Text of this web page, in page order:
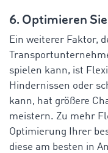
6. Optimieren
Ein weiterer Faktor,
spielen kann, ist
Hindernissen oder
kann, hat größere
meistern. Zu mehr
Optimierung Ihrer
diese am besten in